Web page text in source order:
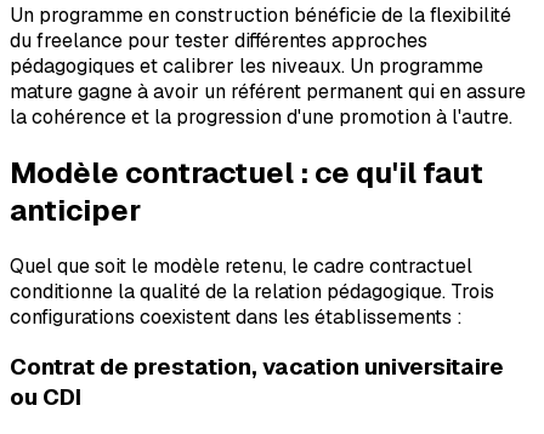
Un programme en construction bénéficie de la flexibilité
du freelance pour tester différentes approches
pédagogiques et calibrer les niveaux. Un programme
mature gagne à avoir un référent permanent qui en assure
la cohérence et la progression d'une promotion à l'autre.
Modèle contractuel : ce qu'il faut
anticiper
Quel que soit le modèle retenu, le cadre contractuel
conditionne la qualité de la relation pédagogique. Trois
configurations coexistent dans les établissements :
Contrat de prestation, vacation universitaire
ou CDI